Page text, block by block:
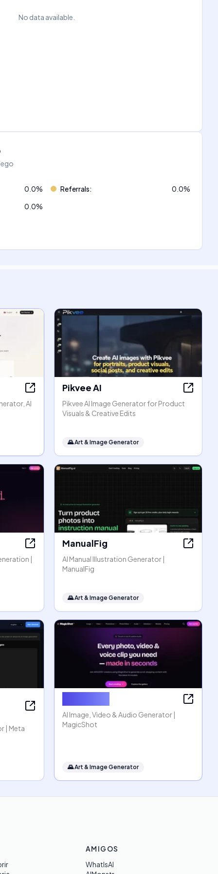
No data available.
0.0% Referrals: 0.0%
0.0%
AI
Pikvee AI
Pikvee AI Image Generator for Product
Visuals & Creative Edits
🌄Art & Image Generator
|
ManualFig
AI Manual Illustration Generator |
ManualFig
🌄Art & Image Generator
| Meta
AI Image, Video & Audio Generator |
MagicShot
🌄Art & Image Generator
AMIGOS
WhatIsAI